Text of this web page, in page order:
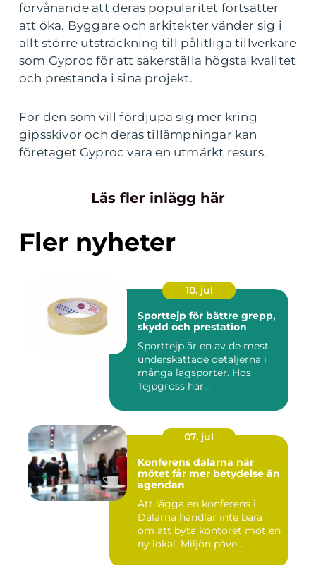
förvånande att deras popularitet fortsätter
att öka. Byggare och arkitekter vänder sig i
allt större utsträckning till pålitliga tillverkare
som Gyproc för att säkerställa högsta kvalitet
och prestanda i sina projekt.
För den som vill fördjupa sig mer kring
gipsskivor och deras tillämpningar kan
företaget Gyproc vara en utmärkt resurs.
Läs fler inlägg här
Fler nyheter
10. jul
Sporttejp för bättre grepp,
skydd och prestation
Sporttejp är en av de mest
underskattade detaljerna i
många lagsporter. Hos
Tejpgross har...
07. jul
Konferens dalarna när
mötet får mer betydelse än
agendan
Att lägga en konferens i
Dalarna handlar inte bara
om att byta kontoret mot en
ny lokal. Miljön påve...